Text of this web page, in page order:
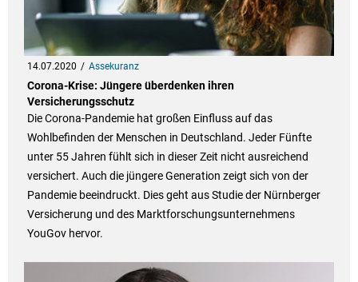
14.07.2020 Assekuranz
Corona-Krise: Jüngere überdenken ihren
Versicherungsschutz
Die Corona-Pandemie hat großen Einfluss auf das
Wohlbefinden der Menschen in Deutschland. Jeder Fünfte
unter 55 Jahren fühlt sich in dieser Zeit nicht ausreichend
versichert. Auch die jüngere Generation zeigt sich von der
Pandemie beeindruckt. Dies geht aus Studie der Nürnberger
Versicherung und des Marktforschungsunternehmens
YouGov hervor.